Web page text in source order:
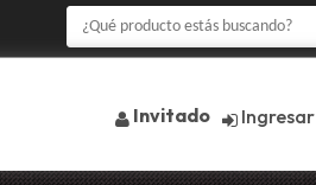
Invitado Ingresar